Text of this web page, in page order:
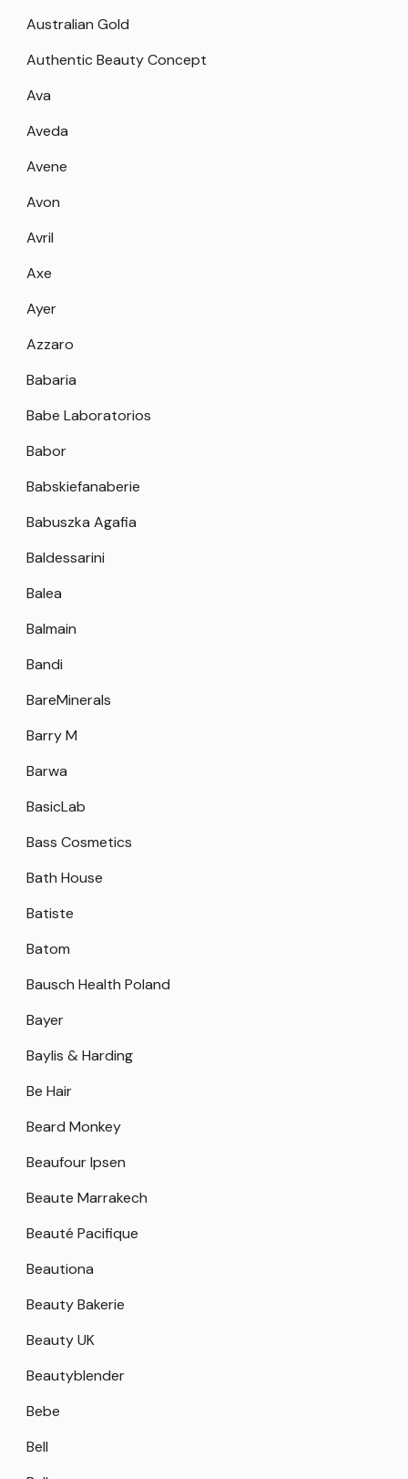
Australian Gold
Authentic Beauty Concept
Ava
Aveda
Avene
Avon
Avril
Axe
Ayer
Azzaro
Babaria
Babe Laboratorios
Babor
Babskiefanaberie
Babuszka Agafia
Baldessarini
Balea
Balmain
Bandi
BareMinerals
Barry M
Barwa
BasicLab
Bass Cosmetics
Bath House
Batiste
Batom
Bausch Health Poland
Bayer
Baylis & Harding
Be Hair
Beard Monkey
Beaufour Ipsen
Beaute Marrakech
Beauté Pacifique
Beautiona
Beauty Bakerie
Beauty UK
Beautyblender
Bebe
Bell